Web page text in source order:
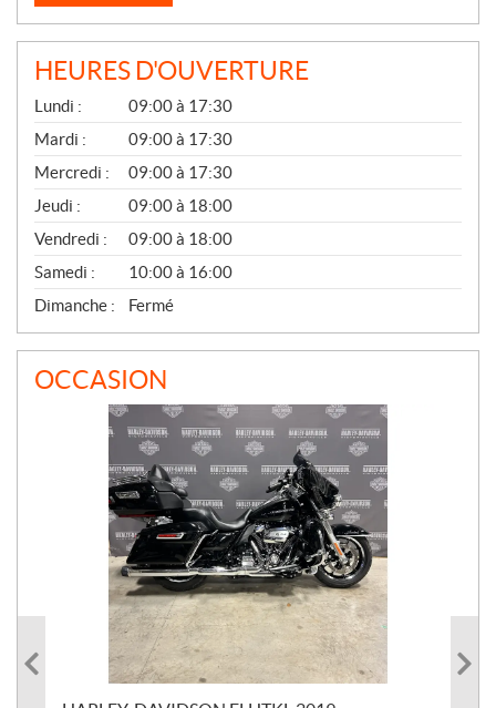
HEURES D'OUVERTURE
G
É
N
É
R
A
L
Lundi :
09:00 à 17:30
Mardi :
09:00 à 17:30
Mercredi :
09:00 à 17:30
Jeudi :
09:00 à 18:00
Vendredi :
09:00 à 18:00
Samedi :
10:00 à 16:00
Dimanche :
Fermé
OCCASION